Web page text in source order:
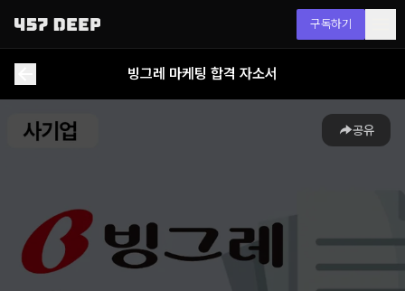
구독하기
빙그레 마케팅 합격 자소서
공유